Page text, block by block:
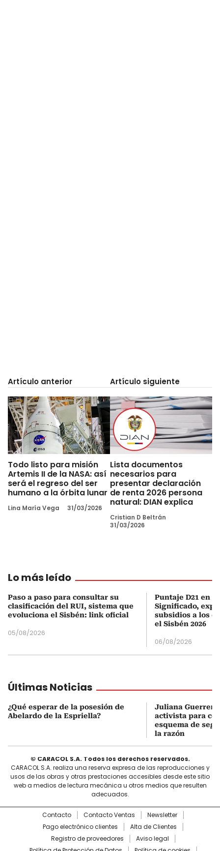
Artículo anterior
Todo listo para misión
Artemis II de la NASA: así
será el regreso del ser
humano a la órbita lunar
Lina María Vega 31/03/2026
Artículo siguiente
Lista documentos
necesarios para
presentar declaración
de renta 2026 persona
natural: DIAN explica
Cristian D Beltrán
31/03/2026
Lo más leído
Paso a paso para consultar su
clasificación del RUI, sistema que
evoluciona el Sisbén: link oficial
05/08/2026
Puntaje D21 en
Significado,
subsidios a los
el Sisbén 2026
06/08/2026
Últimas Noticias
¿Qué esperar de la posesión de
Abelardo de la Espriella?
Juliana Guerrero
activista para
esquema de
la razón
© CARACOL S.A. Todos los derechos reservados.
CARACOL S.A. realiza una reserva expresa de las reproducciones y
usos de las obras y otras prestaciones accesibles desde este sitio
web a medios de lectura mecánica u otros medios que resulten
adecuados.
Contacto Contacto Ventas
Newsletter
Pago electrónico clientes
Alta de Clientes
Registro de proveedores
Aviso legal